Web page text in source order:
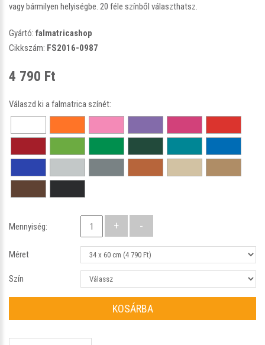
vagy bármilyen helyiségbe. 20 féle színből választhatsz.
Gyártó: falmatricashop
Cikkszám: FS2016-0987
4 790 Ft
Válaszd ki a falmatrica színét:
Mennyiség:
Méret
Szín
KOSÁRBA